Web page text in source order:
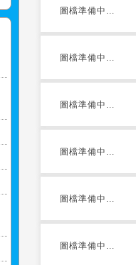
圖檔準備中...
圖檔準備中...
圖檔準備中...
圖檔準備中...
圖檔準備中...
圖檔準備中...